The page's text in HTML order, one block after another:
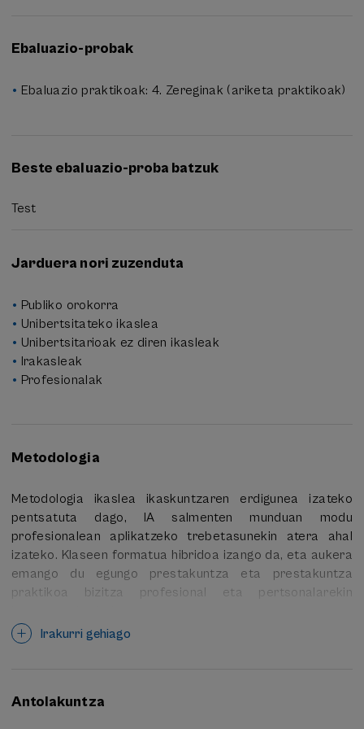
Ebaluazio-probak
Ebaluazio praktikoak: 4. Zereginak (ariketa praktikoak)
Beste ebaluazio-proba batzuk
Test
Jarduera nori zuzenduta
Publiko orokorra
Unibertsitateko ikaslea
Unibertsitarioak ez diren ikasleak
Irakasleak
Profesionalak
Metodologia
Metodologia ikaslea ikaskuntzaren erdigunea izateko
pentsatuta dago, IA salmenten munduan modu
profesionalean aplikatzeko trebetasunekin atera ahal
izateko. Klaseen formatua hibridoa izango da, eta aukera
emango du egungo prestakuntza eta prestakuntza
praktikoa bizitza profesional eta pertsonalarekin
Metodologia hauek konbinatzen dira:
ikuspegi praktiko eta dinamikoa dute, ariketa
Irakurri gehiago
Antolakuntza